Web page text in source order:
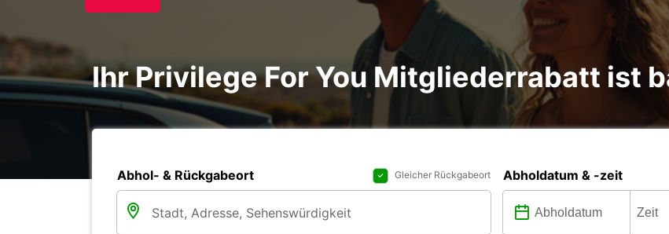
Ihr Privilege For You Mitgliederrabatt ist
Abhol- & Rückgabeort Gleicher Rückgabeort Abholdatum & -zeit